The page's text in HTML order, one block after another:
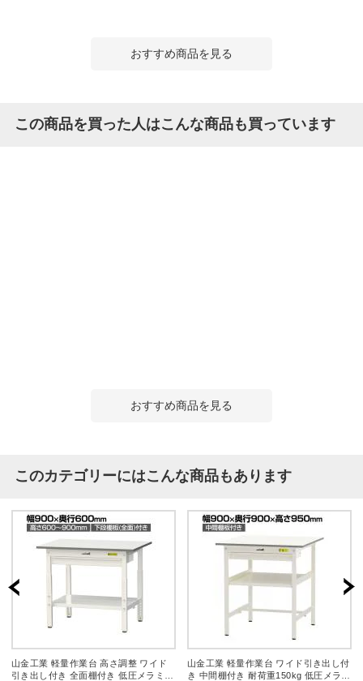
おすすめ商品を見る
この商品を買った人はこんな商品も買っています
おすすめ商品を見る
このカテゴリーにはこんな商品もあります
山金工業 軽量作業台 高さ調整 ワイド
引き出し付き 全面棚付き 低圧メラミン
山金工業 軽量作業台 ワイド引き出し付
き 中間棚付き 耐荷重150kg 低圧メラミ